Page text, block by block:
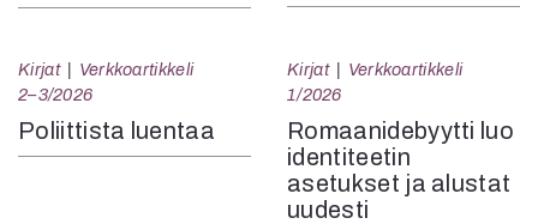
Kirjat
Verkkoartikkeli
2–3/2026
Poliittista luentaa
Kirjat
Verkkoartikkeli
1/2026
Romaanidebyytti luo
identiteetin
asetukset ja alustat
uudesti